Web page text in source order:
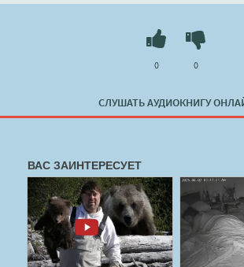
СЛУШАТЬ АУДИОКНИГУ
0 0